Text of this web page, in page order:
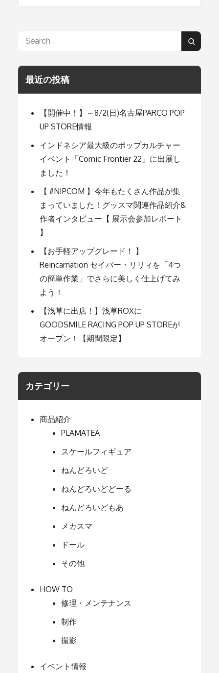
ナ
ビ
ゲ
ー
シ
ョ
ン
Search
Search
最近の投稿
【開催中！】～8/2(日)名古屋PARCO POP
UP STORE情報
インドネシア最大級のポップカルチャー
イベント「Comic Frontier 22」に出展し
ました！
【 #NIPCOM 】今年もたくさん作品が集
まっていました！グッスマ関連作品紹介&
作者インタビュー【 展示会参加レポート
】
【お手軽アップグレード！ 】
Reincarnation セイバー・リリィを「4つ
の簡単作業」でさらに美しく仕上げてみ
よう！
【浅草に出店！】浅草ROXに
GOODSMILE RACING POP UP STOREが
オープン！【期間限定】
カテゴリー
商品紹介
PLAMATEA
スケールフィギュア
ねんどろいど
ねんどろいどどーる
ねんどろいどもあ
メカスマ
ドール
その他
HOW TO
修理・メンテナンス
制作
撮影
イベント情報